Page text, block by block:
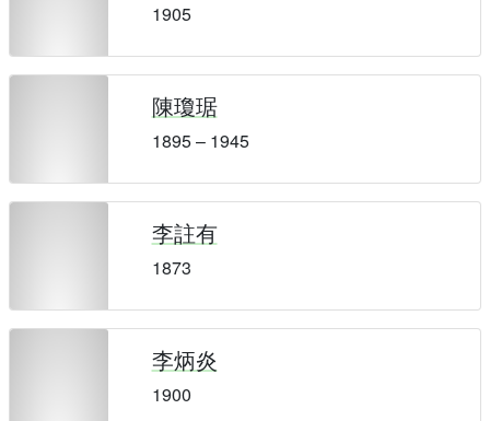
1905
陳瓊琚
1895 – 1945
李註有
1873
李炳炎
1900